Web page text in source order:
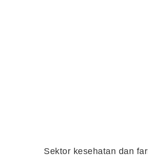
Sektor kesehatan dan